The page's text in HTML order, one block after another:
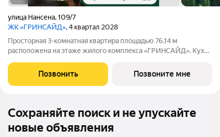
улица Нансена,109/7
ЖК «ГРИНСАЙД», 4 квартал 2028
Просторная 3-комнатная квартира площадью 76,14 м
расположена на этаже жилого комплекса «ГРИНСАЙД». Кухня
ужинов. Светлые жилые комнаты общей площадью
15,85/9,48/12,72 м обеспечивают комфортное
Позвонить Позвоните мне
Сохраняйте поиск и не упускайте
новые объявления